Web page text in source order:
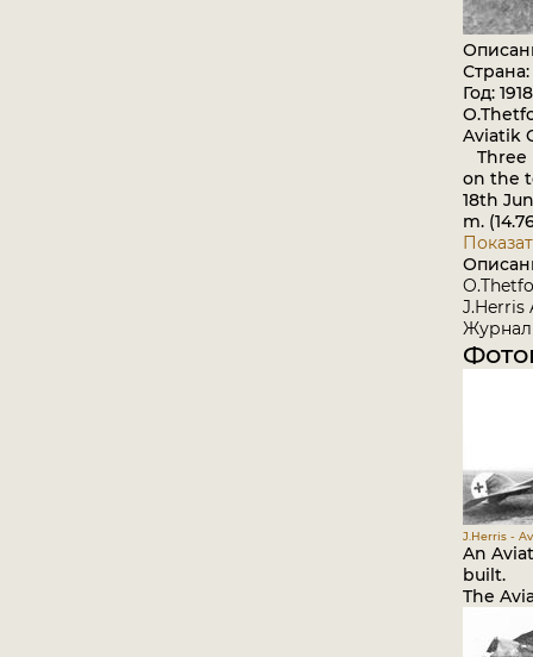
Год: 1918
Aviatik
Three
on the
18th
m.
J.Herris
J.Herris -
An
built.
The